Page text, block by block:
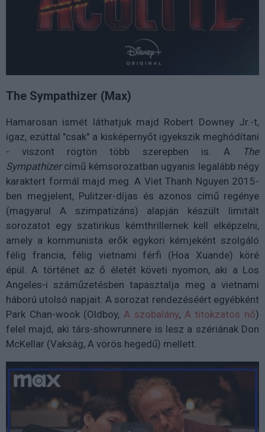
The Sympathizer (Max)
Hamarosan ismét láthatjuk majd Robert Downey Jr.-t,
igaz, ezúttal "csak" a kisképernyőt igyekszik meghódítani
- viszont rögtön több szerepben is. A
The
Sympathizer című kémsorozatban ugyanis legalább négy
karaktert formál majd meg. A Viet Thanh Nguyen 2015-
ben megjelent, Pulitzer-díjas és azonos című regénye
(magyarul A szimpatizáns) alapján készült limitált
sorozatot egy szatirikus kémthrillernek kell elképzelni,
amely a kommunista erők egykori kémjeként szolgáló
félig francia, félig vietnami férfi (Hoa Xuande) köré
épül.A történet az ő életét követi nyomon, aki a Los
Angeles-i száműzetésben tapasztalja meg a vietnami
háború utolsó napjait. A sorozat rendezéséért egyébként
Park Chan-wook (Oldboy, A szobalány, A titokzatos nő)
felel majd, aki társ-showrunnere is lesz a szériának Don
McKellar (Vakság, A vörös hegedű) mellett.